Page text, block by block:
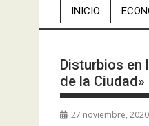
INICIO
Disturbios en
de la Ciudad»
27 noviembre, 2020